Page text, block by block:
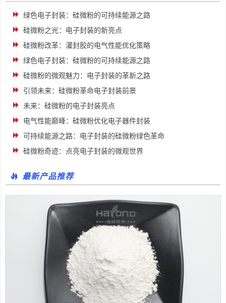
绿色电子封装：硅微粉的可持续能源之路
硅微粉之光：电子封装的新亮点
硅微粉改革：灌封胶的电气性能优化策略
绿色电子封装：硅微粉的可持续能源之路
硅微粉的微观魅力：电子封装的革新之路
引领未来：硅微粉革命电子封装前景
未来：硅微粉的电子封装亮点
电气性能巅峰：硅微粉优化电子器件封装
可持续能源之路：电子封装的硅微粉绿色革命
硅微粉奇迹：点亮电子封装的微观世界
最新产品推荐